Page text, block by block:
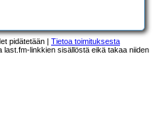
pidätetään | Tietoa toimituksesta
linkkien sisällöstä eikä takaa niiden